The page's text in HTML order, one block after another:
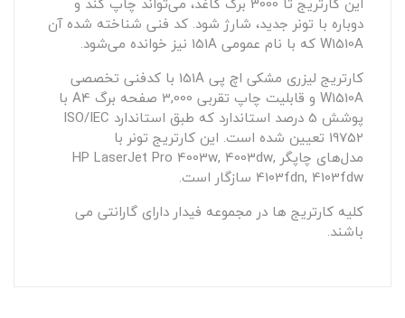
دوباره با تونر جدید، شارژ شود. کد فنی شناخته شده آن
W1510A که با نام عمومی‌ 151A نیز خوانده می‌شود.
کارتریج لیزری مشکی اچ پی 151A با کدفنی تخصصی
W1510A و قابلیت چاپ تقربی 3,000 صفحه برگ A4 با
پوشش 5 درصد استاندارد که طبق استاندارد ISO/IEC
19752 تعیین شده است. این کارتریج تونر با
مدل‌های چاپگر HP LaserJet Pro 4003w, 4003dw,
4103fdn, 4103fdw سازگار است.
کلیه کارتریج ها در مجموعه فیدار دارای گارانتی می
باشند.